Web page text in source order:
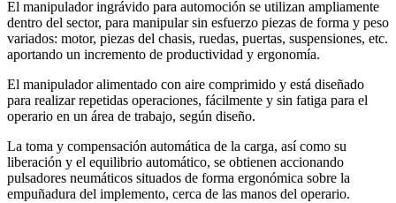
El manipulador ingrávido para automoción se utilizan ampliamente
dentro del sector, para manipular sin esfuerzo piezas de forma y peso
variados: motor, piezas del chasis, ruedas, puertas, suspensiones, etc.
aportando un incremento de productividad y ergonomía.
El manipulador alimentado con aire comprimido y está diseñado
para realizar repetidas operaciones, fácilmente y sin fatiga para el
operario en un área de trabajo, según diseño.
La toma y compensación automática de la carga, así como su
liberación y el equilibrio automático, se obtienen accionando
pulsadores neumáticos situados de forma ergonómica sobre la
empuñadura del implemento, cerca de las manos del operario.